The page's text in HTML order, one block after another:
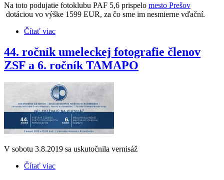
Na toto podujatie fotoklubu PAF 5,6 prispelo mesto Prešov
dotáciou vo výške 1599 EUR, za čo sme im nesmierne vďační.
Čítať viac
44. ročník umeleckej fotografie členov
ZSF a 6. ročník TAMAPO
V sobotu 3.8.2019 sa uskutočnila vernisáž
Čítať viac